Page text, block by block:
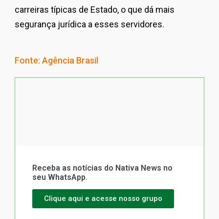
carreiras típicas de Estado, o que dá mais
segurança jurídica a esses servidores.
Fonte: Agência Brasil
Receba as notícias do Nativa News no
seu WhatsApp.
Clique aqui e acesse nosso grupo